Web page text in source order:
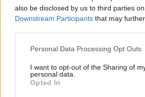
also be disclosed by us to third parties
Downstream Participants that may
Personal Data Processing Opt Outs
I want to opt-out of the Sharing of
personal data.
Opted In
Žinios | Lietuvos diena
Savaitės vidurys nusimato karštas:
32 laipsnių šilumos
Žinios | Orai